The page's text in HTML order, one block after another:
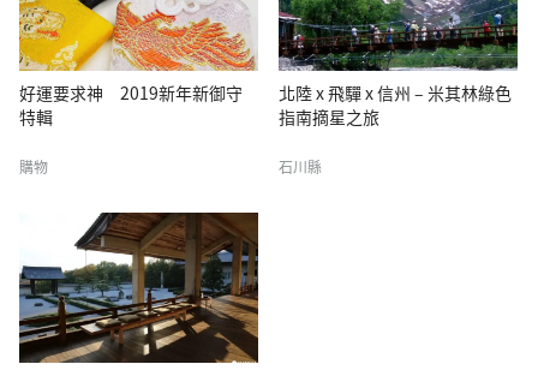
好運要求神 2019新年新御守
特輯
購物
北陸 x 飛驒 x 信州 – 米其林綠色
指南摘星之旅
石川縣